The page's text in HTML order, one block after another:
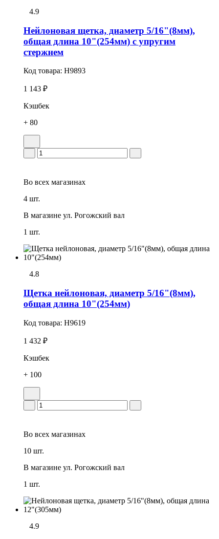
4.9
Нейлоновая щетка, диаметр 5/16"(8мм),
общая длина 10"(254мм) с упругим
стержнем
Код товара: H9893
1 143 ₽
Кэшбек
+ 80
Во всех магазинах
4 шт.
В магазине ул. Рогожский вал
1 шт.
4.8
Щетка нейлоновая, диаметр 5/16"(8мм),
общая длина 10"(254мм)
Код товара: H9619
1 432 ₽
Кэшбек
+ 100
Во всех магазинах
10 шт.
В магазине ул. Рогожский вал
1 шт.
4.9